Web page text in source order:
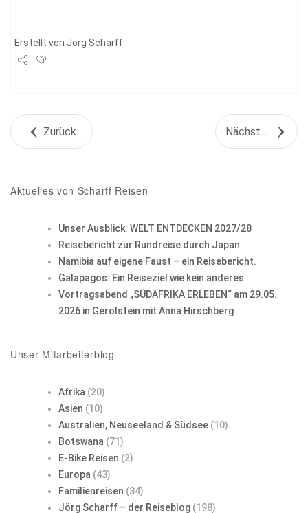
Erstellt von Jörg Scharff
+1Zurück Nächstes Objekt
Aktuelles von Scharff Reisen
Unser Ausblick: WELT ENTDECKEN 2027/28
Reisebericht zur Rundreise durch Japan
Namibia auf eigene Faust – ein Reisebericht.
Galapagos: Ein Reiseziel wie kein anderes
Vortragsabend „SÜDAFRIKA ERLEBEN“ am 29.05.
2026 in Gerolstein mit Anna Hirschberg
Unser Mitarbeiterblog
Afrika (20)
Asien (10)
Australien, Neuseeland & Südsee (10)
Botswana (71)
E-Bike Reisen (2)
Europa (43)
Familienreisen (34)
Jörg Scharff – der Reiseblog (198)